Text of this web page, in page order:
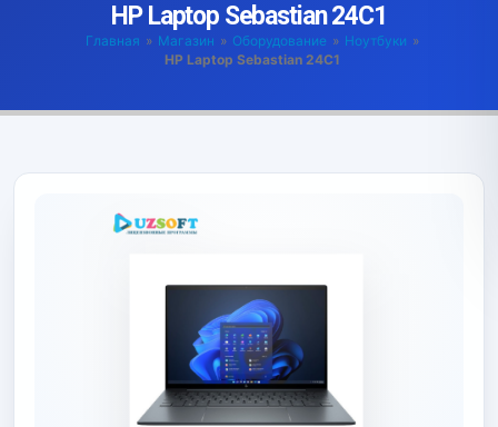
HP Laptop Sebastian 24C1
Главная » Магазин » Оборудование » Ноутбуки »
HP Laptop Sebastian 24C1